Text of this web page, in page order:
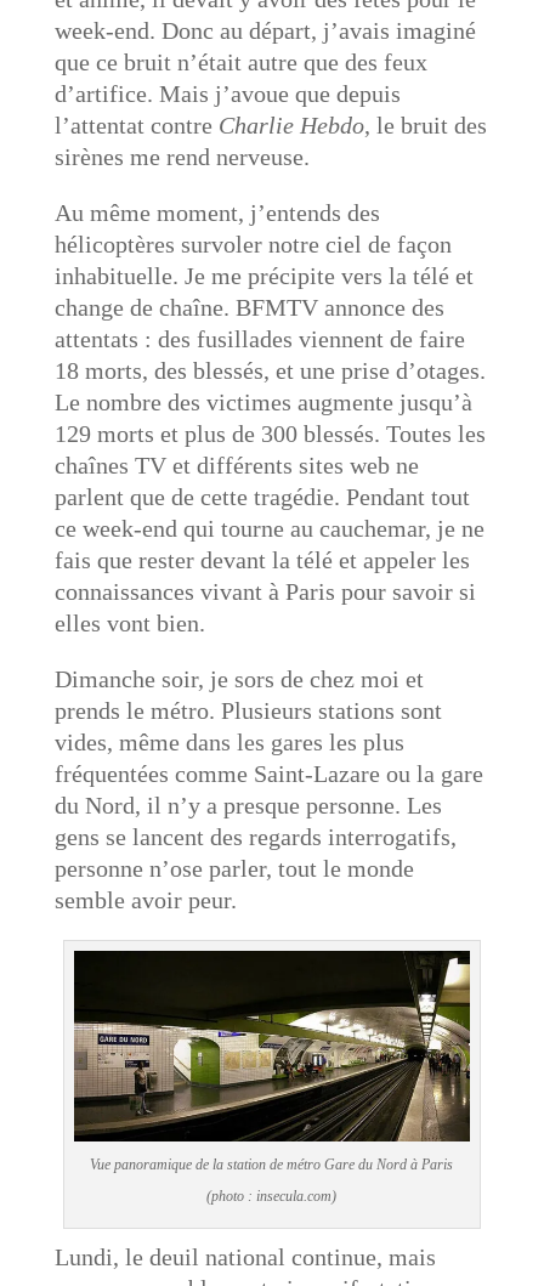
week-end. Donc au départ, j’avais imaginé
que ce bruit n’était autre que des feux
d’artifice. Mais j’avoue que depuis
l’attentat contre Charlie Hebdo, le bruit des
sirènes me rend nerveuse.
Au même moment, j’entends des
hélicoptères survoler notre ciel de façon
inhabituelle. Je me précipite vers la télé et
change de chaîne. BFMTV annonce des
attentats : des fusillades viennent de faire
18 morts, des blessés, et une prise d’otages.
Le nombre des victimes augmente jusqu’à
129 morts et plus de 300 blessés. Toutes les
chaînes TV et différents sites web ne
parlent que de cette tragédie. Pendant tout
ce week-end qui tourne au cauchemar, je ne
fais que rester devant la télé et appeler les
connaissances vivant à Paris pour savoir si
elles vont bien.
Dimanche soir, je sors de chez moi et
prends le métro. Plusieurs stations sont
vides, même dans les gares les plus
fréquentées comme Saint-Lazare ou la gare
du Nord, il n’y a presque personne. Les
gens se lancent des regards interrogatifs,
personne n’ose parler, tout le monde
semble avoir peur.
Vue panoramique de la station de métro Gare du Nord à Paris
(photo : insecula.com)
Lundi, le deuil national continue, mais